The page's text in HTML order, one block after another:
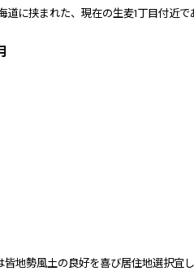
に挟まれた、現在の生麦1丁目付近で
地勢風土の良好を喜び居住地選択宜